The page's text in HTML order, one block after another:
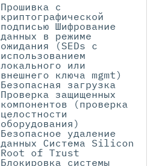
Прошивка с
криптографической
подписью Шифрование
данных в режиме
ожидания (SEDs с
использованием
локального или
внешнего ключа mgmt)
Безопасная загрузка
Проверка защищенных
компонентов (проверка
целостности
оборудования)
Безопасное удаление
данных Система Silicon
Root of Trust
Блокировка системы